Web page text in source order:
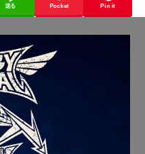
送る Pocket Pin it